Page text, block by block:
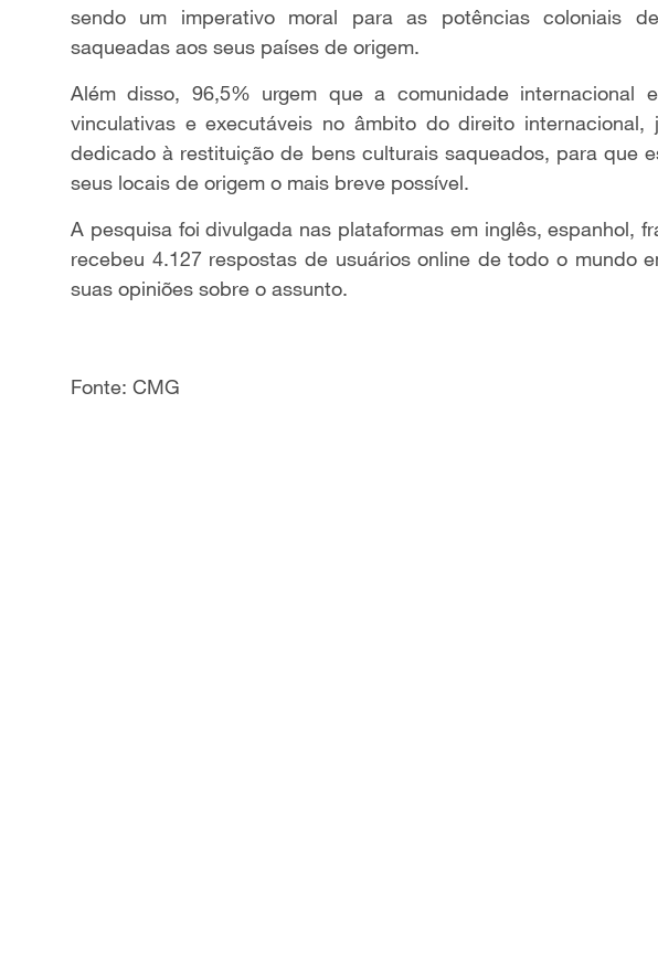
sendo um imperativo moral para as potências coloniais
saqueadas aos seus países de origem.
Além disso, 96,5% urgem que a comunidade internacional
vinculativas e executáveis no âmbito do direito internacional,
dedicado à restituição de bens culturais saqueados, para que
seus locais de origem o mais breve possível.
A pesquisa foi divulgada nas plataformas em inglês, espanhol,
recebeu 4.127 respostas de usuários online de todo o mundo
suas opiniões sobre o assunto.
Fonte: CMG